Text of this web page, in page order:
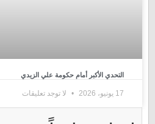
التحدي الأكبر أمام حكومة علي الزيدي
17 يونيو، 2026 لا توجد تعليقات